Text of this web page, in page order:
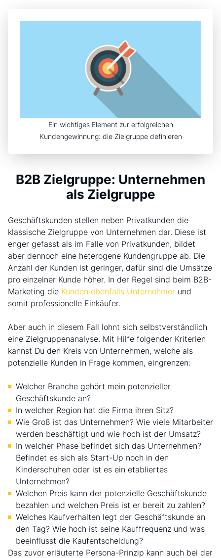
Ein wichtiges Element zur erfolgreichen
Kundengewinnung: die Zielgruppe definieren
B2B Zielgruppe: Unternehmen
als Zielgruppe
Geschäftskunden stellen neben Privatkunden die
klassische Zielgruppe von Unternehmen dar. Diese ist
enger gefasst als im Falle von Privatkunden, bildet
aber dennoch eine heterogene Kundengruppe ab. Die
Anzahl der Kunden ist geringer, dafür sind die Umsätze
pro einzelner Kunde höher. In der Regel sind beim B2B-
Marketing die Kunden ebenfalls Unternehmer und
somit professionelle Einkäufer.
Aber auch in diesem Fall lohnt sich selbstverständlich
eine Zielgruppenanalyse. Mit Hilfe folgender Kriterien
kannst Du den Kreis von Unternehmen, welche als
potenzielle Kunden in Frage kommen, eingrenzen:
Welcher Branche gehört mein potenzieller
Geschäftskunde an?
In welcher Region hat die Firma ihren Sitz?
Wie Groß ist das Unternehmen? Wie viele Mitarbeiter
werden beschäftigt und wie hoch ist der Umsatz?
In welcher Phase befindet sich das Unternehmen?
Befindet es sich als Start-Up noch in den
Kinderschuhen oder ist es ein etabliertes
Unternehmen?
Welchen Preis kann der potenzielle Geschäftskunde
bezahlen und welchen Preis ist er bereit zu zahlen?
Welches Kaufverhalten legt der Geschäftskunde an
den Tag? Wie hoch ist seine Kauffrequenz und was
beeinflusst die Kaufentscheidung?
Das zuvor erläuterte Persona-Prinzip kann auch bei der